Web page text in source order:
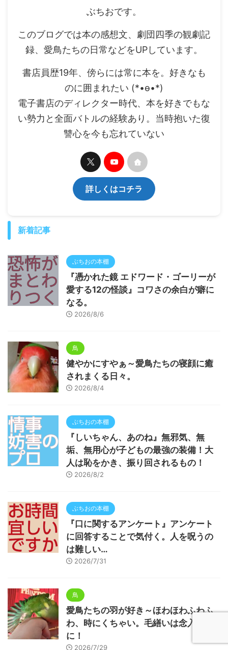
ぶちおです。
このブログでは本の感想文、劇団四季の観劇記
録、愛鳥たちの日常などをUPしています。
書店員歴19年、傍らには常に本を。好きなも
のに囲まれたい (*•ө•*)
電子書店のディレクター時代、本を好きでもな
い勢力と全面バトルの経験あり。当時抱いた復
讐心を今も忘れていない
詳しくはコチラ
新着記事
ぶちおの本棚
『憑かれた鏡 エドワード・ゴーリーが
愛する12の怪談』コワさの余白が癖に
なる。
2026/8/6
鳥
健やかにすやぁ～愛鳥たちの寝顔に癒
されまくる日々。
2026/8/4
ぶちおの本棚
『しいちゃん、あのね』無邪気、無
垢、無用心が子どもの最強の装備！大
人は恥をかき、振り回されるもの！
2026/8/2
ぶちおの本棚
『口に関するアンケート』アンケート
に回答することで気付く。人を呪うの
は難しい…
2026/7/31
鳥
愛鳥たちの羽が好き～ほわほわふわふ
わ、時にくちゃい。毛繕いは念入り
に！
2026/7/29